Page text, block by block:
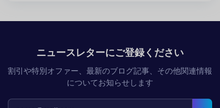
ニュースレターにご登録ください
割引や特別オファー、最新のブログ記事、その他関連情報
についてお知らせします